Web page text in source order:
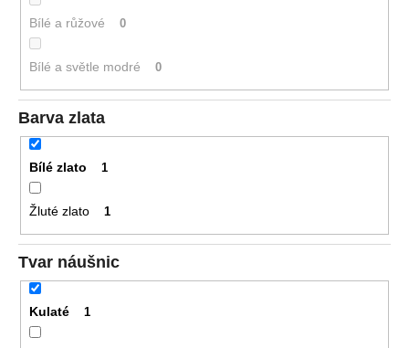
Bílé a růžové 0
Bílé a světle modré 0
Barva zlata
Bílé zlato 1
Žluté zlato 1
Tvar náušnic
Kulaté 1